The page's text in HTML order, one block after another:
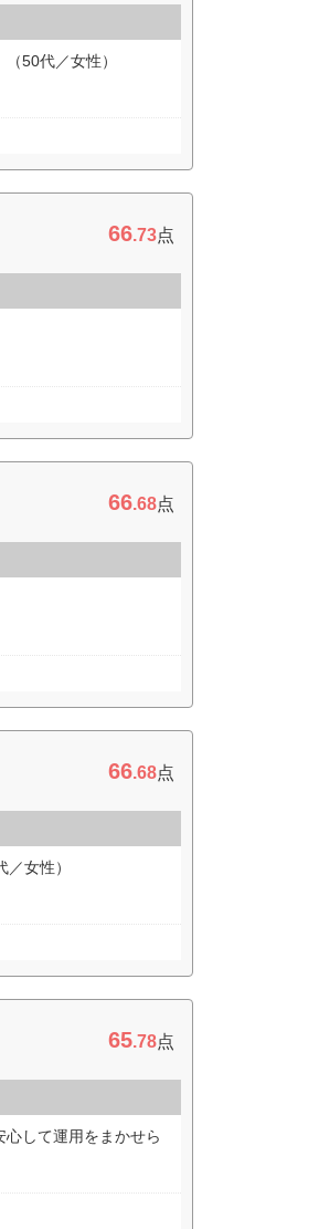
50代／女性）
66.73点
66.68点
66.68点
女性）
65.78点
して運用をまかせら